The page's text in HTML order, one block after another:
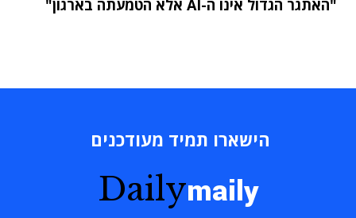
"האתגר הגדול אינו ה-AI אלא הטמעתה בארגון"
הישארו תמיד מעודכנים
Dailymaily